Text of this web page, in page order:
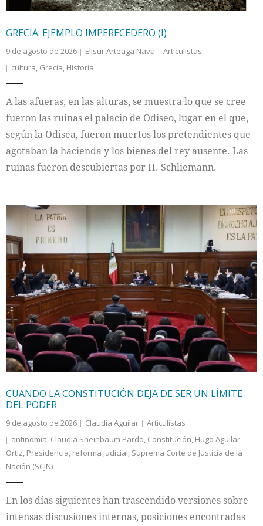
GRECIA: EJEMPLO IMPERECEDERO (I)
9 de agosto de 2026 Elisur Arteaga Nava
Articulistas
cultura, Grecia, Historia
A las afueras, en las alturas, se muestra lo que se cree
fueron las ruinas el palacio de Odiseo, lugar en el que,
según la Odisea, fueron muertos los pretendientes que
agotaban la hacienda y los bienes del rey ausente. Las
ruinas fueron descubiertas por H. Schliemann.
CUANDO LA CONSTITUCIÓN DEJA DE SER UN LÍMITE
DEL PODER
9 de agosto de 2026 Claudia Aguilar
Articulistas
antinomia, Claudia Sheinbaum Pardo, Constitución, Hugo Aguilar
Ortiz, Presidencia, reforma judicial, Suprema Corte de Justicia de la
Nación (SCJN)
En los días siguientes han trascendido versiones sobre
intensas discusiones internas, posiciones encontradas